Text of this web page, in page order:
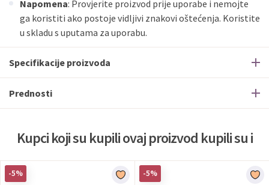
Napomena: Provjerite proizvod prije uporabe i nemojte
ga koristiti ako postoje vidljivi znakovi oštećenja. Koristite
u skladu s uputama za uporabu.
Specifikacije proizvoda
Prednosti
Kupci koji su kupili ovaj proizvod kupili su i
-5% -5%